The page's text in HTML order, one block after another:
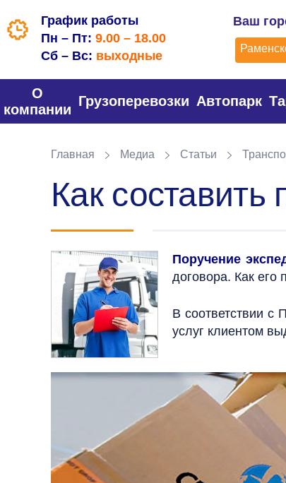
График работы
Пн – Пт: 9.00 – 18.00
Сб – Вс: выходные
Ваш
О
компании
Грузоперевозки Автопарк
Главная Медиа Статьи
Как составить
Поручение
договора. Как его
В соответствии с
услуг клиентом